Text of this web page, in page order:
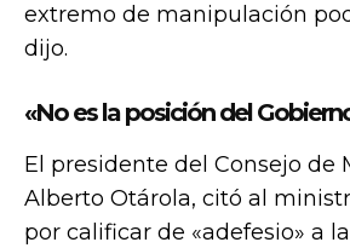
extremo de manipulación
dijo.
«No es la posición del
El presidente del Consejo de
Alberto Otárola, citó al
por calificar de «adefesio» a